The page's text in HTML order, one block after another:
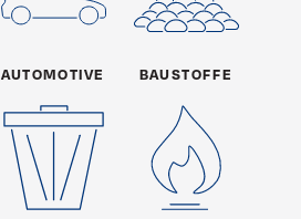
AUTOMOTIVE BAUSTOFFE